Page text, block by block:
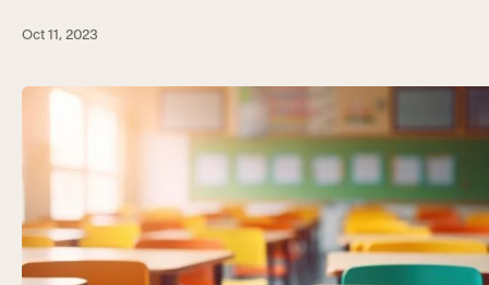
Oct 11, 2023